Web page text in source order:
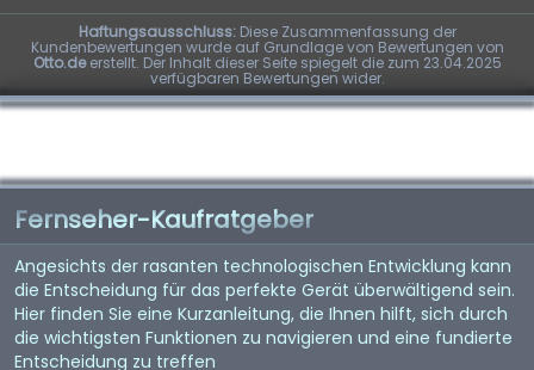
Haftungsausschluss:Diese Zusammenfassung der
Kundenbewertungen wurde auf Grundlage von Bewertungen von
Otto.deerstellt. Der Inhalt dieser Seite spiegelt die zum 23.04.2025
verfügbaren Bewertungen wider.
Fernseher-Kaufratgeber
Angesichts der rasanten technologischen Entwicklung kann
die Entscheidung für das perfekte Gerät überwältigend sein.
Hier finden Sie eine Kurzanleitung, die Ihnen hilft, sich durch
die wichtigsten Funktionen zu navigieren und eine fundierte
Entscheidung zu treffen